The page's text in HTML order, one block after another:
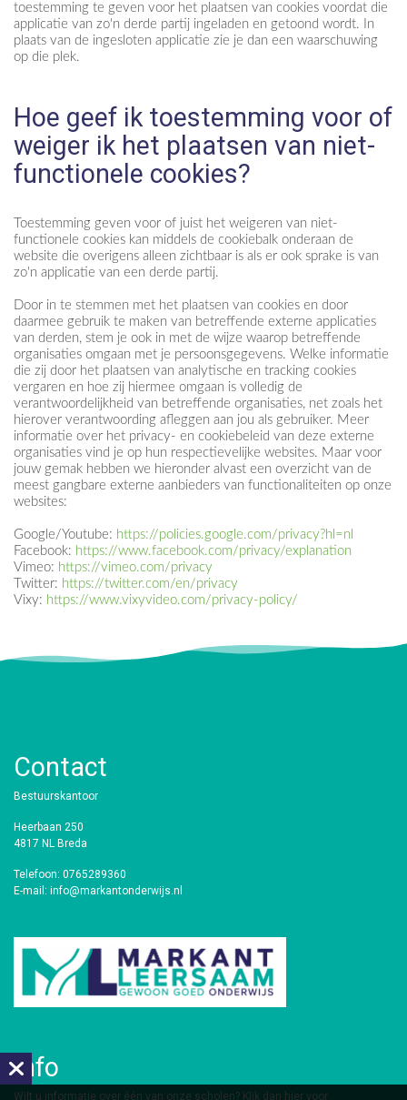
toestemming te geven voor het plaatsen van cookies voordat die
applicatie van zo'n derde partij ingeladen en getoond wordt. In
plaats van de ingesloten applicatie zie je dan een waarschuwing
op die plek.
Hoe geef ik toestemming voor of
weiger ik het plaatsen van niet-
functionele cookies?
Toestemming geven voor of juist het weigeren van niet-
functionele cookies kan middels de cookiebalk onderaan de
website die overigens alleen zichtbaar is als er ook sprake is van
zo'n applicatie van een derde partij.
Door in te stemmen met het plaatsen van cookies en door
daarmee gebruik te maken van betreffende externe applicaties
van derden, stem je ook in met de wijze waarop betreffende
organisaties omgaan met je persoonsgegevens. Welke informatie
die zij door het plaatsen van analytische en tracking cookies
vergaren en hoe zij hiermee omgaan is volledig de
verantwoordelijkheid van betreffende organisaties, net zoals het
hierover verantwoording afleggen aan jou als gebruiker. Meer
informatie over het privacy- en cookiebeleid van deze externe
organisaties vind je op hun respectievelijke websites. Maar voor
jouw gemak hebben we hieronder alvast een overzicht van de
meest gangbare externe aanbieders van functionaliteiten op onze
websites:
Google/Youtube: https://policies.google.com/privacy?hl=nl
Facebook: https://www.facebook.com/privacy/explanation
Vimeo: https://vimeo.com/privacy
Twitter: https://twitter.com/en/privacy
Vixy: https://www.vixyvideo.com/privacy-policy/
Contact
Bestuurskantoor
Heerbaan 250
4817 NL Breda
Telefoon: 0765289360
E-mail: info@markantonderwijs.nl
Info
​Wilt u informatie over één van onze scholen? Klik dan hier voor